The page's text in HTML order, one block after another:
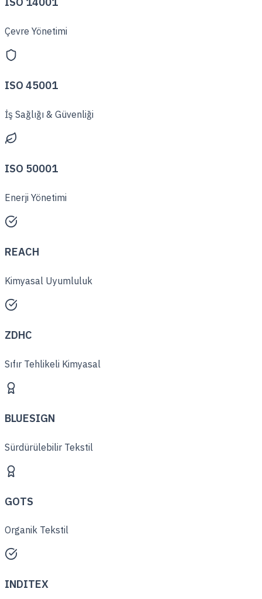
Çevre Yönetimi
ISO 45001
İş Sağlığı & Güvenliği
ISO 50001
Enerji Yönetimi
REACH
Kimyasal Uyumluluk
ZDHC
Sıfır Tehlikeli Kimyasal
BLUESIGN
Sürdürülebilir Tekstil
GOTS
Organik Tekstil
INDITEX